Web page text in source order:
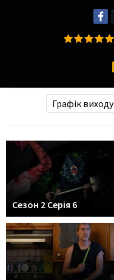
Графік виходу
Сезон 2 Серія 6